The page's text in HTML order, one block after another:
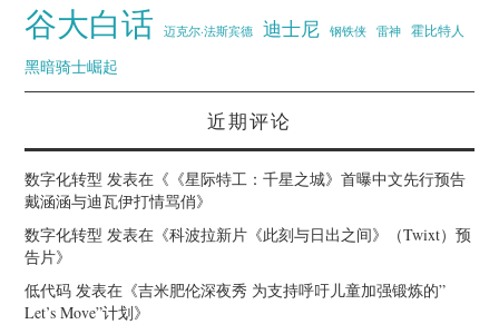
谷大白话 迈克尔·法斯宾德 迪士尼 钢铁侠 雷神 霍比特人
黑暗骑士崛起
近期评论
数字化转型 发表在《 《星际特工：千星之城》首曝中文先行预告
戴涵涵与迪瓦伊打情骂俏》
数字化转型 发表在《科波拉新片《此刻与日出之间》（Twixt）预
告片》
低代码 发表在《吉米肥伦深夜秀 为支持呼吁儿童加强锻炼的”
Let’s Move”计划》